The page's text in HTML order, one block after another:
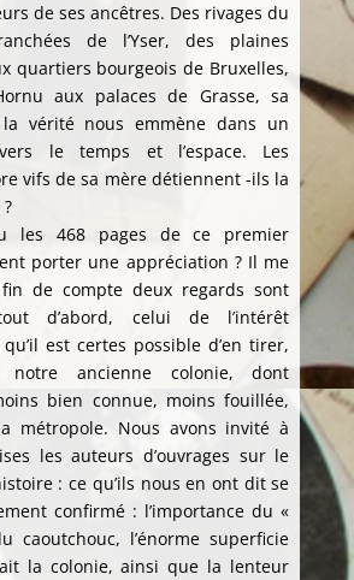
de ses ancêtres. Des rivages du
de l’Yser, des plaines
quartiers bourgeois de Bruxelles,
aux palaces de Grasse, sa
vérité nous emmène dans un
le temps et l’espace. Les
vifs de sa mère détiennent -ils la
les 468 pages de ce premier
porter une appréciation ? Il me
fin de compte deux regards sont
d’abord, celui de l’intérêt
est certes possible d’en tirer,
ancienne colonie, dont
bien connue, moins fouillée,
métropole. Nous avons invité à
les auteurs d’ouvrages sur le
: ce qu’ils nous en ont dit se
confirmé : l’importance du «
caoutchouc, l’énorme superficie
la colonie, ainsi que la lenteur